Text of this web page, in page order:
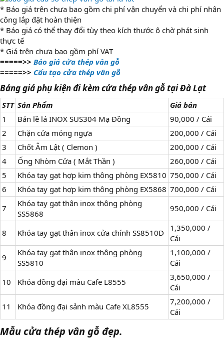
* Báo giá trên chưa bao gồm chi phí vận chuyển và chi phí nhân
công lắp đặt hoàn thiện
* Báo giá có thể thay đổi tùy theo kích thước ô chờ phát sinh
thực tế
* Giá trên chưa bao gồm phí VAT
=====>> Báo giá cửa thép vân gỗ
=====>> Cấu tạo cửa thép vân gỗ
Bảng giá phụ kiện đi kèm cửa thép vân gỗ tại Đà Lạt
STT Sản Phẩm
Giá bán
1
Bản lề lá INOX SUS304 Mạ Đồng
90,000 / Cái
2
Chặn cửa móng ngựa
200,000 / Cái
3
Chốt Âm Lật ( Clemon )
200,000 / Cái
4
Ống Nhòm Cửa ( Mắt Thần )
260,000 / Cái
5
Khóa tay gạt hợp kim thông phòng EX5810 750,000 / Cái
6
Khóa tay gạt hợp kim thông phòng EX5868 700,000 / Cái
7
Khóa tay gạt thân inox thông phòng
SS5868
950,000 / Cái
8 Khóa tay gạt thân inox cửa chính SS8510D
1,350,000 /
Cái
9
Khóa tay gạt thân inox thông phòng
SS5810
1,100,000 /
Cái
10
Khóa đồng đại màu Cafe L8555
3,650,000 /
Cái
11
Khóa đồng đại sảnh màu Cafe XL8555
7,200,000 /
Cái
Mẫu cửa thép vân gỗ đẹp.